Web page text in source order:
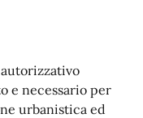
e necessario per
urbanistica ed